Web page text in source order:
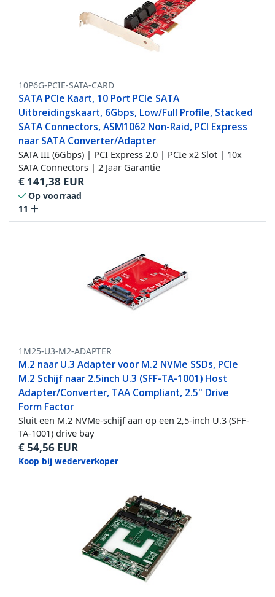
10P6G-PCIE-SATA-CARD
SATA PCIe Kaart, 10 Port PCIe SATA
Uitbreidingskaart, 6Gbps, Low/Full Profile, Stacked
SATA Connectors, ASM1062 Non-Raid, PCI Express
naar SATA Converter/Adapter
SATA III (6Gbps) | PCI Express 2.0 | PCIe x2 Slot | 10x
SATA Connectors | 2 Jaar Garantie
€ 141,38 EUR
Op voorraad
11
1M25-U3-M2-ADAPTER
M.2 naar U.3 Adapter voor M.2 NVMe SSDs, PCIe
M.2 Schijf naar 2.5inch U.3 (SFF-TA-1001) Host
Adapter/Converter, TAA Compliant, 2.5" Drive
Form Factor
Sluit een M.2 NVMe-schijf aan op een 2,5-inch U.3 (SFF-
TA-1001) drive bay
€54,56 EUR
Koop bij wederverkoper